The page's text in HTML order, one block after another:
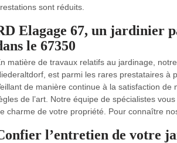
sont réduits.
Elagage 67, un jardinier
le 67350
matière de travaux relatifs au jardinage,
est parmi les rares prestataires à
de manière continue à la satisfaction de
de l’art. Notre équipe de spécialistes
charme de votre propriété. Pour connaître
l’entretien de votre